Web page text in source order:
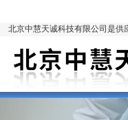
北京中慧天诚科技有限公司是供